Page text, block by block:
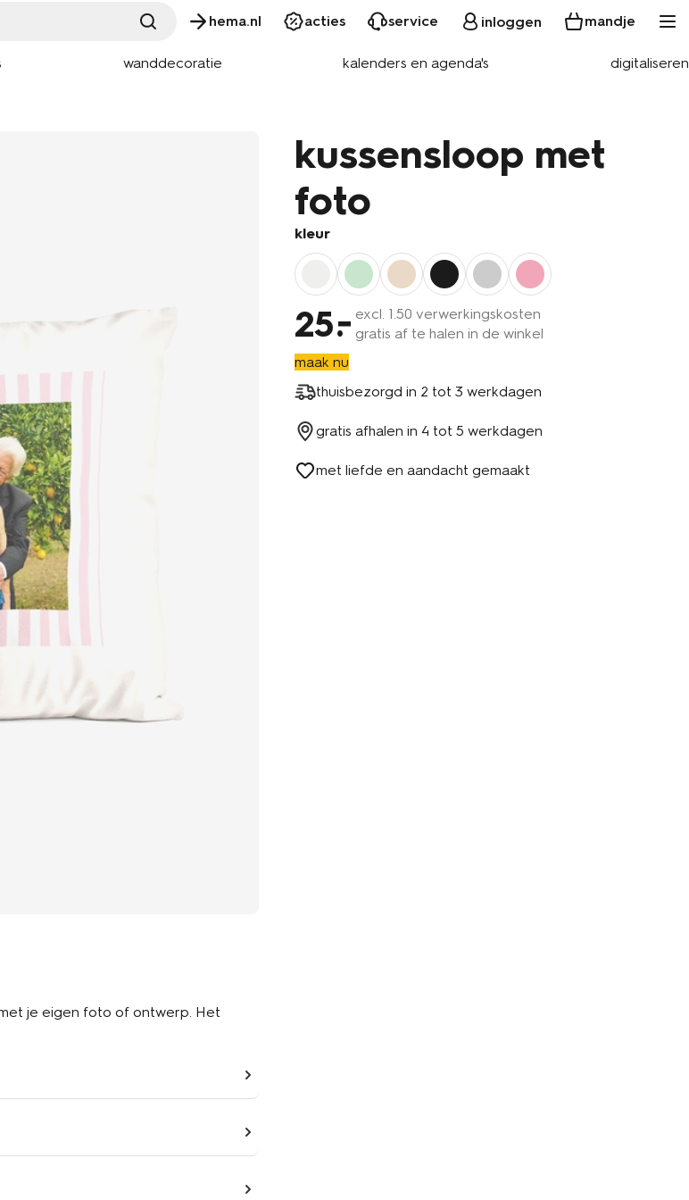
hema.nl acties service inloggen mandje
wanddecoratie kalenders en agenda's digitaliseren
kussensloop met
foto
kleur
25 excl. 1.50 verwerkingskosten
gratis af te halen in de winkel
maak nu
thuisbezorgd in 2 tot 3 werkdagen
gratis afhalen in 4 tot 5 werkdagen
met liefde en aandacht gemaakt
je eigen foto of ontwerp. Het